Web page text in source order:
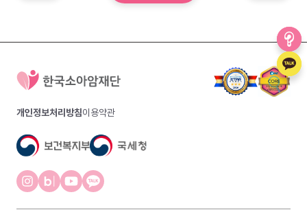
개인정보처리방침이용약관